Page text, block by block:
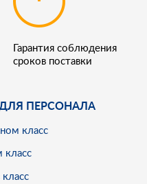
Гарантия соблюдения
сроков поставки
ПЕРСОНАЛА
класс